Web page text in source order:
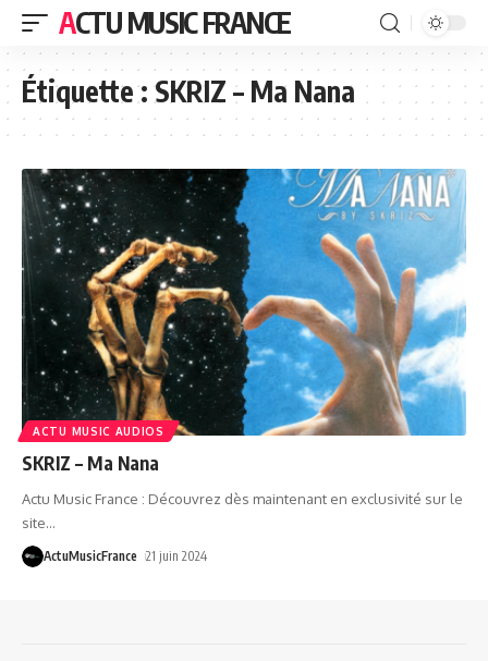
ACTU MUSIC FRANCE
Étiquette :SKRIZ – Ma Nana
ACTU MUSIC AUDIOS
SKRIZ – Ma Nana
Actu Music France : Découvrez dès maintenant en exclusivité sur le
site…
ActuMusicFrance 21 juin 2024